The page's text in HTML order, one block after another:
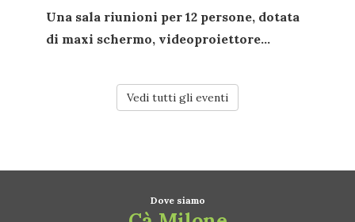
Una sala riunioni per 12 persone, dotata
di maxi schermo, videoproiettore...
Vedi tutti gli eventi
Dove siamo